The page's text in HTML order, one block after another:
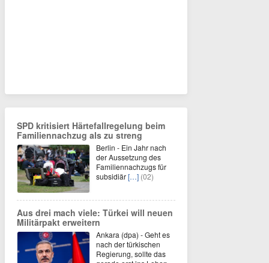
SPD kritisiert Härtefallregelung beim
Familiennachzug als zu streng
Berlin - Ein Jahr nach
der Aussetzung des
Familiennachzugs für
subsidiär[…] (02)
Aus drei mach viele: Türkei will neuen
Militärpakt erweitern
Ankara (dpa) - Geht es
nach der türkischen
Regierung, sollte das